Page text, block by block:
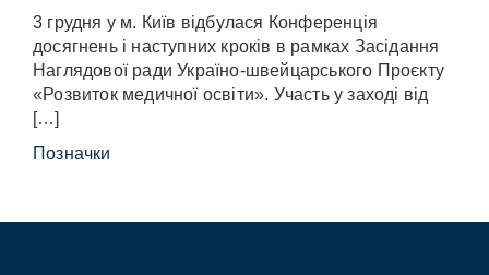
3 грудня у м. Київ відбулася Конференція
досягнень і наступних кроків в рамках Засідання
Наглядової ради Україно-швейцарського Проєкту
«Розвиток медичної освіти». Участь у заході від
[…]
Позначки